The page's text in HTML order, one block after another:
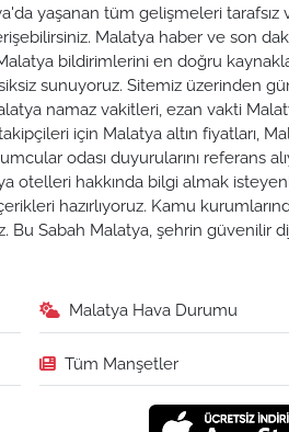
yaşanan tüm gelişmeleri tarafsız
Malatya haber ve son
bildirimlerini en doğru
sunuyoruz. Sitemiz üzerinden
namaz vakitleri, ezan vakti
için Malatya altın fiyatları,
odası duyurularını referans
otelleri hakkında bilgi almak
hazırlıyoruz. Kamu
Bu Sabah Malatya, şehrin güvenilir
Malatya Hava Durumu
Tüm Manşetler